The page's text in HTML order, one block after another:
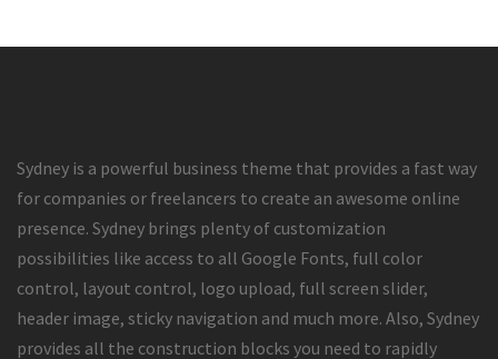
Sydney is a powerful business theme that provides a fast way
for companies or freelancers to create an awesome online
presence. Sydney brings plenty of customization
possibilities like access to all Google Fonts, full color
control, layout control, logo upload, full screen slider,
header image, sticky navigation and much more. Also, Sydney
provides all the construction blocks you need to rapidly